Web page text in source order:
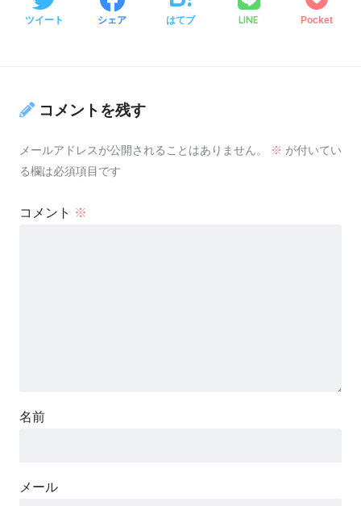
ツイート シェア はてブ LINE Pocket
コメントを残す
メールアドレスが公開されることはありません。 ※ が付いてい
る欄は必須項目です
コメント ※
名前
メール